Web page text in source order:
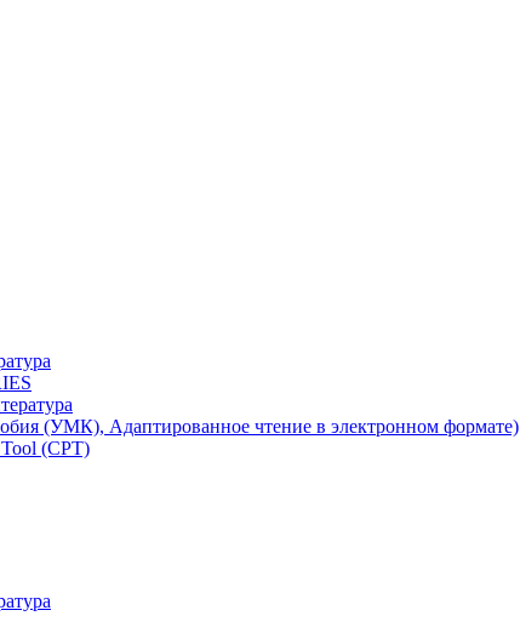
(УМК), Адаптированное чтение в электронном формате)
Tool (CPT)